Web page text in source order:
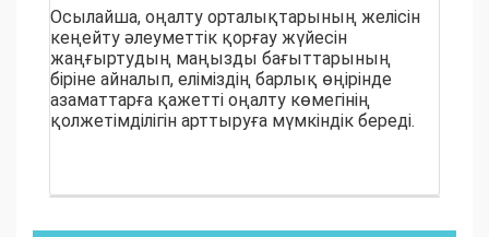
Осылайша, оңалту орталықтарының желісін
кеңейту әлеуметтік қорғау жүйесін
жаңғыртудың маңызды бағыттарының
біріне айналып, еліміздің барлық өңірінде
азаматтарға қажетті оңалту көмегінің
қолжетімділігін арттыруға мүмкіндік береді.